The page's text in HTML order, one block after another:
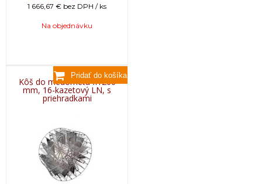
1 666,67 € bez DPH / ks
Na objednávku
Kôš do medometu fi1200
mm, 16-kazetový LN, s
priehradkami